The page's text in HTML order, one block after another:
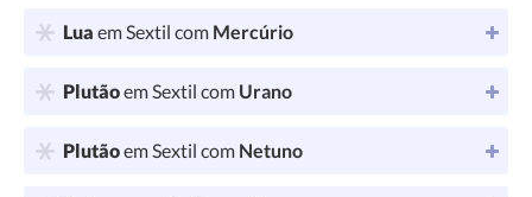
Lua em Sextil com Mercúrio
Plutãoem Sextil com Urano
Plutãoem Sextil com Netuno